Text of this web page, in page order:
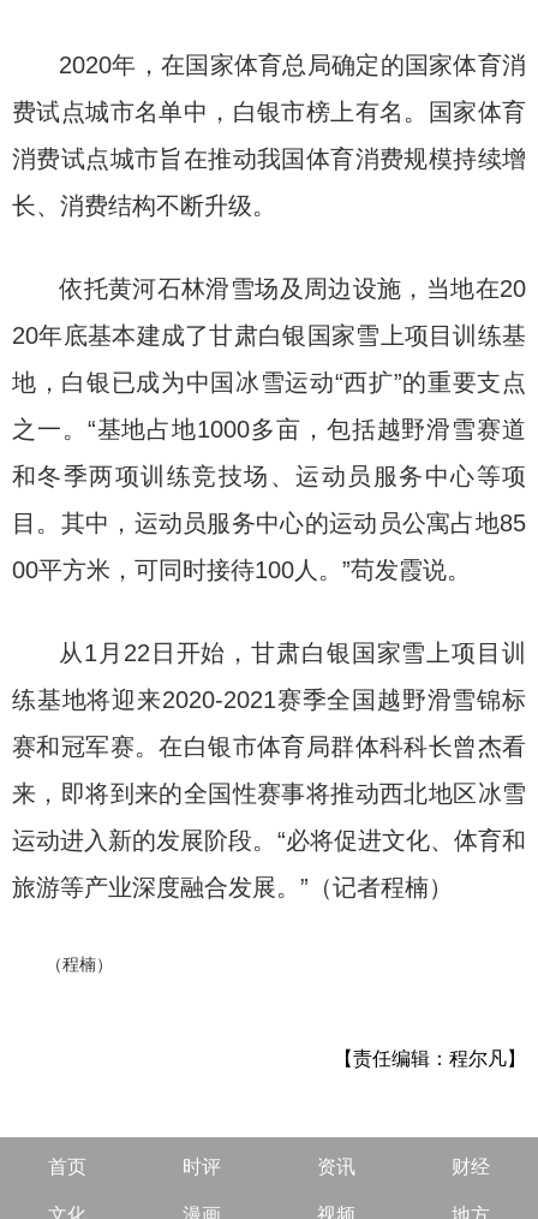
2020年，在国家体育总局确定的国家体育消
费试点城市名单中，白银市榜上有名。国家体育
消费试点城市旨在推动我国体育消费规模持续增
长、消费结构不断升级。
依托黄河石林滑雪场及周边设施，当地在20
20年底基本建成了甘肃白银国家雪上项目训练基
地，白银已成为中国冰雪运动“西扩”的重要支点
之一。“基地占地1000多亩，包括越野滑雪赛道
和冬季两项训练竞技场、运动员服务中心等项
目。其中，运动员服务中心的运动员公寓占地85
00平方米，可同时接待100人。”苟发霞说。
从1月22日开始，甘肃白银国家雪上项目训
练基地将迎来2020-2021赛季全国越野滑雪锦标
赛和冠军赛。在白银市体育局群体科科长曾杰看
来，即将到来的全国性赛事将推动西北地区冰雪
运动进入新的发展阶段。“必将促进文化、体育和
旅游等产业深度融合发展。”（记者程楠）
（程楠）
【责任编辑：程尔凡】
首页 时评 资讯 财经
文化 漫画 视频 地方